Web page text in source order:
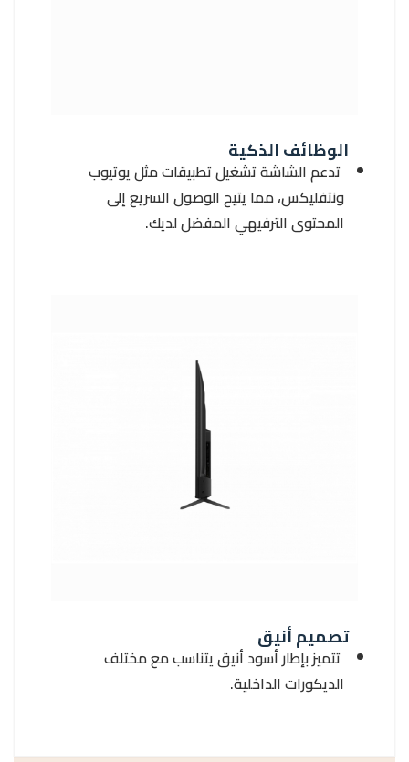
الوظائف الذكية
تدعم الشاشة تشغيل تطبيقات مثل يوتيوب
ونتفليكس، مما يتيح الوصول السريع إلى
المحتوى الترفيهي المفضل لديك.
تصميم أنيق
تتميز بإطار أسود أنيق يتناسب مع مختلف
الديكورات الداخلية.